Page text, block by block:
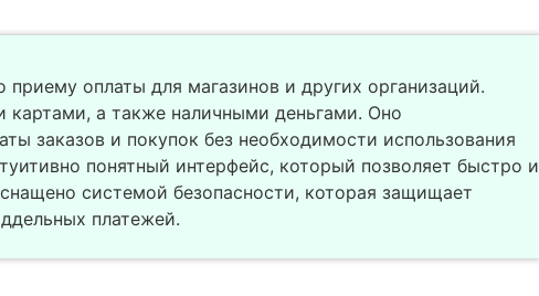
оплаты для магазинов и других организаций.
картами, а также наличными деньгами. Оно
заказов и покупок без необходимости использования
понятный интерфейс, который позволяет быстро и
системой безопасности, которая защищает
платежей.